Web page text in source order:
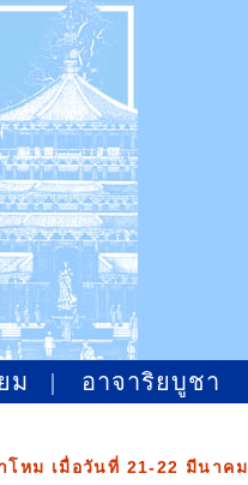
ม | อาจาริยบูชา
โหม เมื่อวันที่ 21-22 มีนาคม